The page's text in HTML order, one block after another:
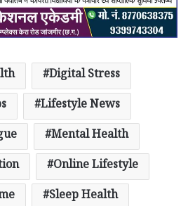
Digital Stress
Lifestyle News
Mental Health
Online Lifestyle
Sleep Health